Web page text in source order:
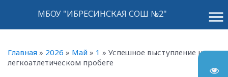
menu
МБОУ "ИБРЕСИНСКАЯ СОШ №2"
Главная » 2026 » Май » 1 » Успешное выступление на
легкоатлетическом пробеге